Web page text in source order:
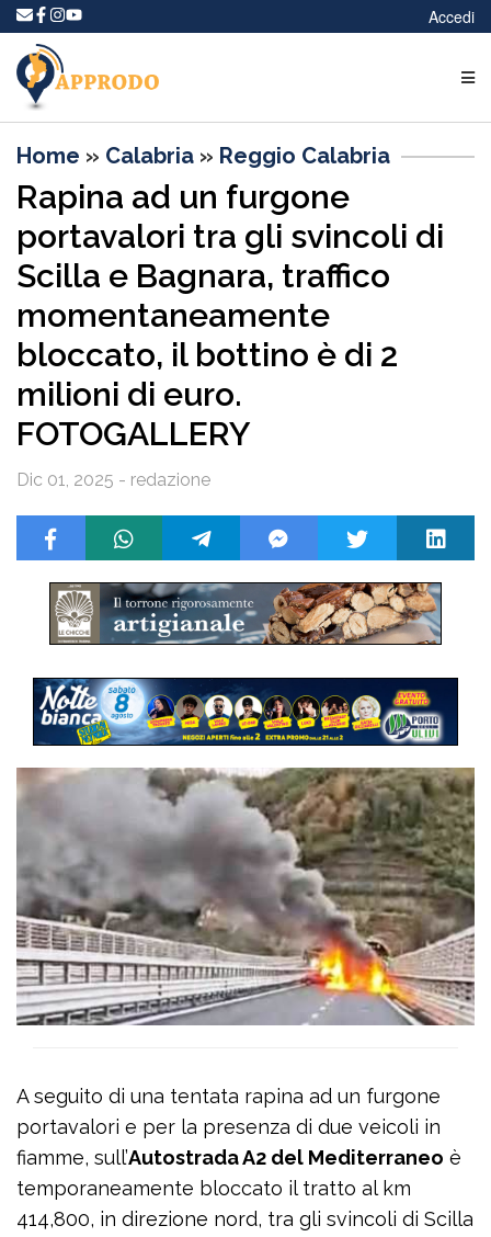
Accedi
Home » Calabria » Reggio Calabria
Rapina ad un furgone
portavalori tra gli svincoli di
Scilla e Bagnara, traffico
momentaneamente
bloccato, il bottino è di 2
milioni di euro.
FOTOGALLERY
Dic 01, 2025 - redazione
A seguito di una tentata rapina ad un furgone
portavalori e per la presenza di due veicoli in
fiamme, sull’Autostrada A2 del Mediterraneo è
temporaneamente bloccato il tratto al km
414,800, in direzione nord, tra gli svincoli di Scilla